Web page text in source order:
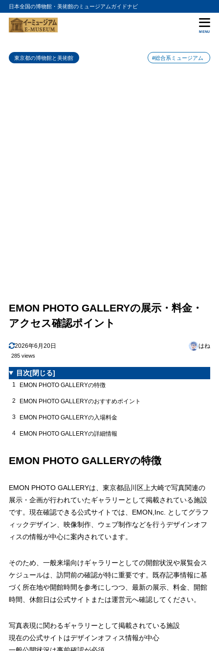
日本全国の博物館・美術館のミュージアムガイドナビ
MENU
東京都の博物館と美術館 #総合系ミュージアム
EMON PHOTO GALLERYの展示・料金・
アクセス確認ポイント
2026年6月20日 はね
285 views
目次[閉じる]
1 EMON PHOTO GALLERYの特徴
2 EMON PHOTO GALLERYのおすすめポイント
3 EMON PHOTO GALLERYの入場料金
4 EMON PHOTO GALLERYの詳細情報
EMON PHOTO GALLERYの特徴
EMON PHOTO GALLERYは、東京都品川区上大崎で写真関連の
展示・企画が行われていたギャラリーとして掲載されている施設
です。現在確認できる公式サイトでは、EMON,Inc. としてグラフ
ィックデザイン、映像制作、ウェブ制作などを行うデザインオフ
ィスの情報が中心に案内されています。
そのため、一般来場向けギャラリーとしての開館状況や展覧会ス
ケジュールは、訪問前の確認が特に重要です。既存記事情報に基
づく所在地や開館時間を参考にしつつ、最新の展示、料金、開館
時間、休館日は公式サイトまたは運営元へ確認してください。
写真表現に関わるギャラリーとして掲載されている施設
現在の公式サイトはデザインオフィス情報が中心
目次
1 EMON PHOTO GALLERYの特徴